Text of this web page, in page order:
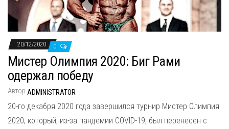
20/12/2020 0
Мистер Олимпия 2020: Биг Рами
одержал победу
Автор ADMINISTRATOR
20-го декабря 2020 года завершился турнир Мистер Олимпия
2020, который, из-за пандемии COVID-19, был перенесен с